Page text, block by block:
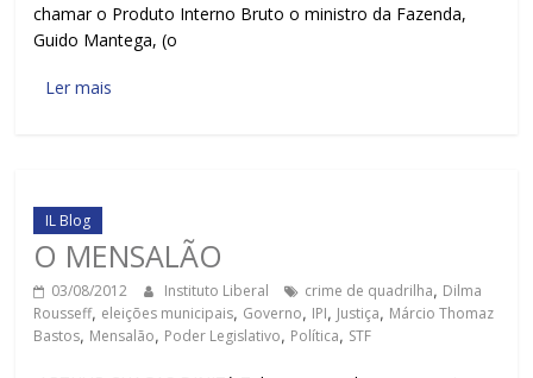
chamar o Produto Interno Bruto o ministro da Fazenda,
Guido Mantega, (o
Ler mais
IL Blog
O MENSALÃO
03/08/2012 Instituto Liberal crime de quadrilha, Dilma
Rousseff, eleições municipais, Governo, IPI, Justiça, Márcio Thomaz
Bastos, Mensalão, Poder Legislativo, Política, STF